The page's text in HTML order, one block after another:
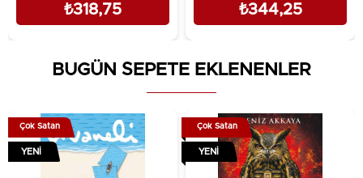
₺318,75 ₺344,25
BUGÜN SEPETE EKLENENLER
Çok Satan
YENI
Çok Satan
YENI